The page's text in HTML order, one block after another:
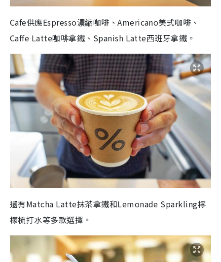
Cafe供應Espresso濃縮咖啡、Americano美式咖啡、
Caffe Latte咖啡拿鐵、Spanish Latte西班牙拿鐵。
還有Matcha Latte抹茶拿鐵和Lemonade Sparkling檸
檬梳打水等多款選擇。